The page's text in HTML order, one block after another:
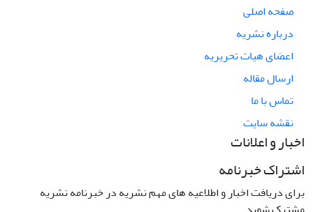
صفحه اصلی
درباره نشریه
اعضای هیات تحریریه
ارسال مقاله
تماس با ما
نقشه سایت
اخبار و اعلانات
اشتراک خبرنامه
برای دریافت اخبار و اطلاعیه های مهم نشریه در خبرنامه نشریه